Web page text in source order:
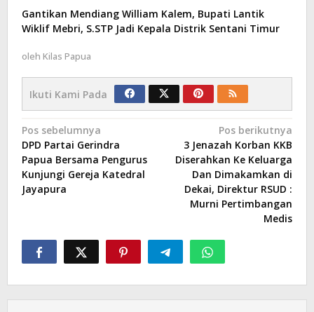
Gantikan Mendiang William Kalem, Bupati Lantik
Wiklif Mebri, S.STP Jadi Kepala Distrik Sentani Timur
oleh Kilas Papua
Ikuti Kami Pada
Navigasi
pos
Pos sebelumnya
DPD Partai Gerindra
Papua Bersama Pengurus
Kunjungi Gereja Katedral
Jayapura
Pos berikutnya
3 Jenazah Korban KKB
Diserahkan Ke Keluarga
Dan Dimakamkan di
Dekai, Direktur RSUD :
Murni Pertimbangan
Medis